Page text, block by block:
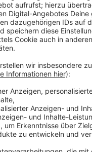
Kosten weiter
die Anzahl der
noch einmal deutlich
haben 2,7 Prozent
zusätzliche finanzielle
Der VdK schlägt
Reduzierung der
vor. Außerdem müsse
an die
werden. Eine
dauerhafte Lösung.